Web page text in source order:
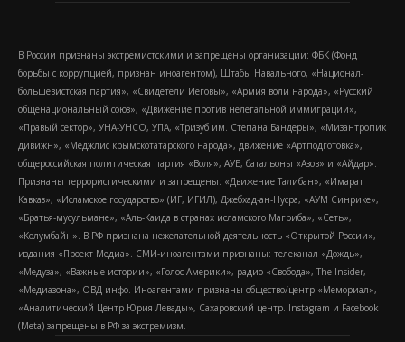
В России признаны экстремистскими и запрещены организации: ФБК (Фонд
борьбы с коррупцией, признан иноагентом), Штабы Навального, «Национал-
большевистская партия», «Свидетели Иеговы», «Армия воли народа», «Русский
общенациональный союз», «Движение против нелегальной иммиграции»,
«Правый сектор», УНА-УНСО, УПА, «Тризуб им. Степана Бандеры», «Мизантропик
дивижн», «Меджлис крымскотатарского народа», движение «Артподготовка»,
общероссийская политическая партия «Воля», АУЕ, батальоны «Азов» и «Айдар».
Признаны террористическими и запрещены: «Движение Талибан», «Имарат
Кавказ», «Исламское государство» (ИГ, ИГИЛ), Джебхад-ан-Нусра, «АУМ Синрике»,
«Братья-мусульмане», «Аль-Каида в странах исламского Магриба», «Сеть»,
«Колумбайн». В РФ признана нежелательной деятельность «Открытой России»,
издания «Проект Медиа». СМИ-иноагентами признаны: телеканал «Дождь»,
«Медуза», «Важные истории», «Голос Америки», радио «Свобода», The Insider,
«Медиазона», ОВД-инфо. Иноагентами признаны общество/центр «Мемориал»,
«Аналитический Центр Юрия Левады», Сахаровский центр. Instagram и Facebook
(Metа) запрещены в РФ за экстремизм.